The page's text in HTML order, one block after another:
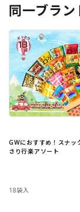
同一ブラ
GWにおすすめ！スナッ
さり行楽アソート
18袋入